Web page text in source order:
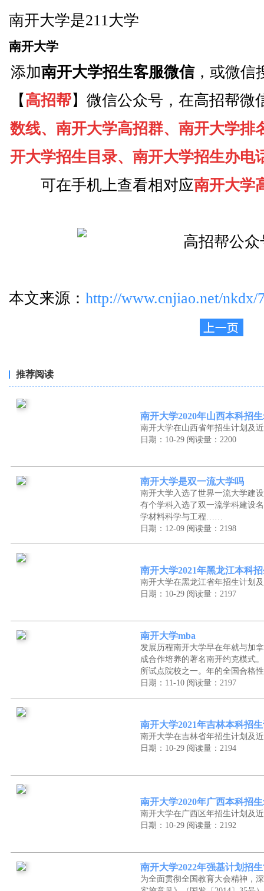
南开大学是211大学
南开大学
添加南开大学招生客服微信，或微信
【 高招帮】微信公众号，在高招帮微
数线、南开大学高招群、南开大学排
开大学招生目录、南开大学招生办电
可在手机上查看相对应南开大学
本文来源： http://www.cnjiao.net/nkdx/
推荐阅读
南开大学2020年山西本科招
南开大学在山西省年招生计划及
日期：10-29 阅读量：2200
南开大学是双一流大学吗
南开大学入选了世界一流大学建
有个学科入选了双一流学科建设
学材料科学与工程……
日期：12-09 阅读量：2198
南开大学2021年黑龙江本科
南开大学在黑龙江省年招生计划
日期：10-29 阅读量：2197
南开大学mba
发展历程南开大学早在年就与加
成合作培养的著名南开约克模式
所试点院校之一。年的全国合格
日期：11-10 阅读量：2197
南开大学2021年吉林本科招
南开大学在吉林省年招生计划及
日期：10-29 阅读量：2194
南开大学2020年广西本科招
南开大学在广西区年招生计划及
日期：10-29 阅读量：2192
南开大学2022年强基计划招
为全面贯彻全国教育大会精神，